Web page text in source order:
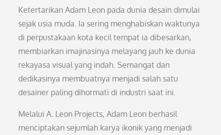
Ketertarikan Adam Leon pada dunia desain dimulai
sejak usia muda. Ia sering menghabiskan waktunya
di perpustakaan kota kecil tempat ia dibesarkan,
membiarkan imajinasinya melayang jauh ke dunia
rekayasa visual yang indah. Semangat dan
dedikasinya membuatnya menjadi salah satu
desainer paling dihormati di industri saat ini.
Melalui A. Leon Projects, Adam Leon berhasil
menciptakan sejumlah karya ikonik yang menjadi